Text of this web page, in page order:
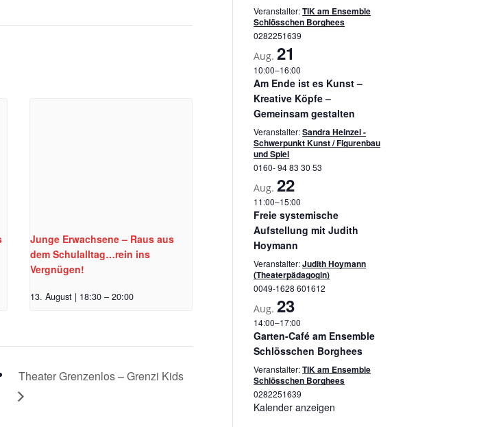
Junge Erwachsene – Raus aus
dem Schulalltag…rein ins
Vergnügen!
13. August | 18:30 – 20:00
Theater Grenzenlos – Grenzi Kids
Veranstalter:TIK am Ensemble
Schlösschen Borghees
0282251639
Aug.21
10:00–16:00
Am Ende ist es Kunst –
Kreative Köpfe –
Gemeinsam gestalten
Veranstalter:Sandra Heinzel -
Schwerpunkt Kunst / Figurenbau
und Spiel
0160- 94 83 30 53
Aug.22
11:00–15:00
Freie systemische
Aufstellung mit Judith
Hoymann
Veranstalter:Judith Hoymann
(Theaterpädagogin)
0049-1628 601612
Aug.23
14:00–17:00
Garten-Café am Ensemble
Schlösschen Borghees
Veranstalter:TIK am Ensemble
Schlösschen Borghees
0282251639
Kalender anzeigen